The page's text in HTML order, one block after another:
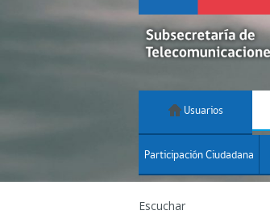
Usuarios
Participación Ciudadana
Escuchar